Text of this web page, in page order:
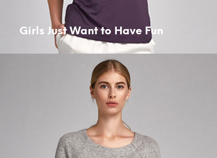
Girls Just Want to Have Fun